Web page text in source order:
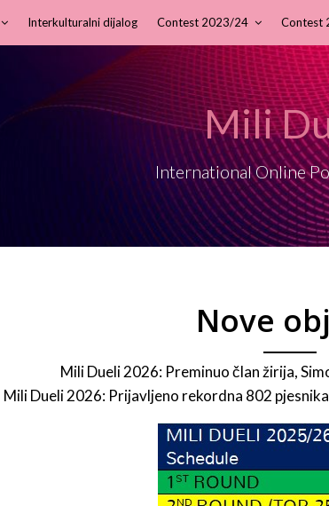
Interkulturalni dijalog Contest 2023/24 Contest
Mili
International Online
Nove
Mili Dueli 2026: Preminuo član žirija,
Mili Dueli 2026: Prijavljeno rekordna 802